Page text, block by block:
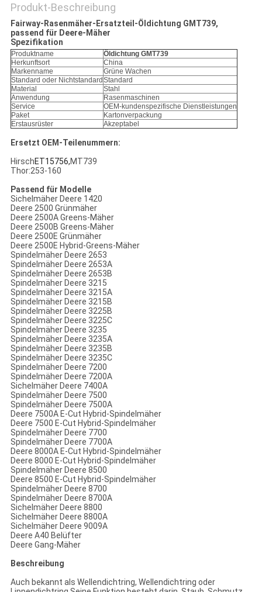
Produkt-Beschreibung
Fairway-Rasenmäher-Ersatzteil-Öldichtung GMT739,
passend für Deere-Mäher
Spezifikation
Produktname
Öldichtung GMT739
Herkunftsort
China
Markenname
Grüne Wachen
Standard oder Nichtstandard Standard
Material
Stahl
Anwendung
Rasenmaschinen
Service
OEM-kundenspezifische Dienstleistungen
Paket
Kartonverpackung
Erstausrüster
Akzeptabel
Ersetzt OEM-Teilenummern:
HirschET15756,MT739
Thor:253-160
Passend für Modelle
Sichelmäher Deere 1420
Deere 2500 Grünmäher
Deere 2500A Greens-Mäher
Deere 2500B Greens-Mäher
Deere 2500E Grünmäher
Deere 2500E Hybrid-Greens-Mäher
Spindelmäher Deere 2653
Spindelmäher Deere 2653A
Spindelmäher Deere 2653B
Spindelmäher Deere 3215
Spindelmäher Deere 3215A
Spindelmäher Deere 3215B
Spindelmäher Deere 3225B
Spindelmäher Deere 3225C
Spindelmäher Deere 3235
Spindelmäher Deere 3235A
Spindelmäher Deere 3235B
Spindelmäher Deere 3235C
Spindelmäher Deere 7200
Spindelmäher Deere 7200A
Sichelmäher Deere 7400A
Spindelmäher Deere 7500
Spindelmäher Deere 7500A
Deere 7500A E-Cut Hybrid-Spindelmäher
Deere 7500 E-Cut Hybrid-Spindelmäher
Spindelmäher Deere 7700
Spindelmäher Deere 7700A
Deere 8000A E-Cut Hybrid-Spindelmäher
Deere 8000 E-Cut Hybrid-Spindelmäher
Spindelmäher Deere 8500
Deere 8500 E-Cut Hybrid-Spindelmäher
Spindelmäher Deere 8700
Spindelmäher Deere 8700A
Sichelmäher Deere 8800
Sichelmäher Deere 8800A
Sichelmäher Deere 9009A
Deere A40 Belüfter
Deere Gang-Mäher
Beschreibung
Auch bekannt als Wellendichtring, Wellendichtring oder